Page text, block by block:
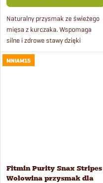
Naturalny przysmak ze świeżego
mięsa z kurczaka. Wspomaga
silne i zdrowe stawy dzięki
zawartości glukozaminy i
siarczanu
MNIAM15
Fitmin Purity Snax Stripes
Wołowina przysmak dla